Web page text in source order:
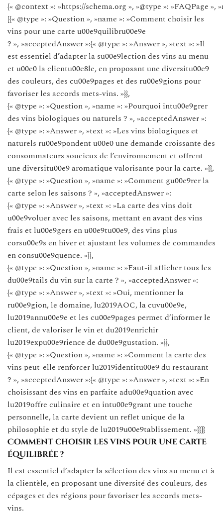
{« @context »: »https://schema.org », »@type »: »FAQPage »,
[{« @type »: »Question », »name »: »Comment choisir les
vins pour une carte u00e9quilibru00e9e
? », »acceptedAnswer »:{« @type »: »Answer », »text »: »Il
est essentiel d’adapter la su00e9lection des vins au menu
et u00e0 la clientu00e8le, en proposant une diversitu00e9
des couleurs, des cu00e9pages et des ru00e9gions pour
favoriser les accords mets-vins. »}},
{« @type »: »Question », »name »: »Pourquoi intu00e9grer
des vins biologiques ou naturels ? », »acceptedAnswer »:
{« @type »: »Answer », »text »: »Les vins biologiques et
naturels ru00e9pondent u00e0 une demande croissante des
consommateurs soucieux de l’environnement et offrent
une diversitu00e9 aromatique valorisante pour la carte. »}},
{« @type »: »Question », »name »: »Comment gu00e9rer la
carte selon les saisons ? », »acceptedAnswer »:
{« @type »: »Answer », »text »: »La carte des vins doit
u00e9voluer avec les saisons, mettant en avant des vins
frais et lu00e9gers en u00e9tu00e9, des vins plus
corsu00e9s en hiver et ajustant les volumes de commandes
en consu00e9quence. »}},
{« @type »: »Question », »name »: »Faut-il afficher tous les
du00e9tails du vin sur la carte ? », »acceptedAnswer »:
{« @type »: »Answer », »text »: »Oui, mentionner la
ru00e9gion, le domaine, lu2019AOC, la cuvu00e9e,
lu2019annu00e9e et les cu00e9pages permet d’informer le
client, de valoriser le vin et du2019enrichir
lu2019expu00e9rience de du00e9gustation. »}},
{« @type »: »Question », »name »: »Comment la carte des
vins peut-elle renforcer lu2019identitu00e9 du restaurant
? », »acceptedAnswer »:{« @type »: »Answer », »text »: »En
choisissant des vins en parfaite adu00e9quation avec
lu2019offre culinaire et en intu00e9grant une touche
personnelle, la carte devient un reflet unique de la
philosophie et du style de lu2019u00e9tablissement. »}}]}
Comment choisir les vins pour une carte
équilibrée ?
Il est essentiel d’adapter la sélection des vins au menu et à
la clientèle, en proposant une diversité des couleurs, des
cépages et des régions pour favoriser les accords mets-
vins.